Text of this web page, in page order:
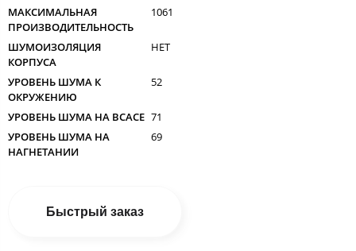
МАКСИМАЛЬНАЯ
ПРОИЗВОДИТЕЛЬНОСТЬ
1061
ШУМОИЗОЛЯЦИЯ
КОРПУСА
НЕТ
УРОВЕНЬ ШУМА К
ОКРУЖЕНИЮ
52
УРОВЕНЬ ШУМА НА ВСАСЕ 71
УРОВЕНЬ ШУМА НА
НАГНЕТАНИИ
69
Быстрый заказ